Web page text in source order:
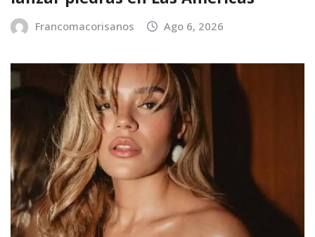
Francomacorisanos Ago 6, 2026